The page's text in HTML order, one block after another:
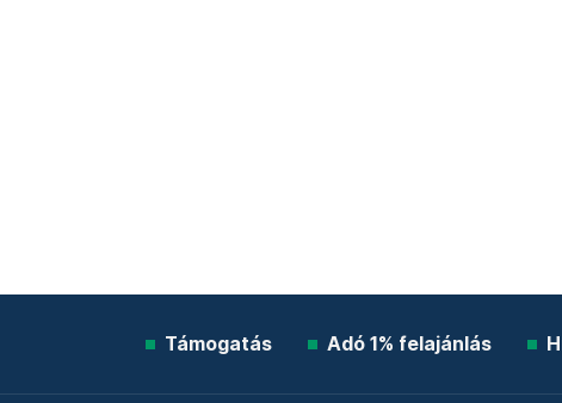
Támogatás Adó 1% felajánlás